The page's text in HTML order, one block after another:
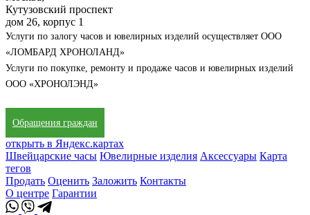
Кутузовский проспект
дом 26, корпус 1
Услуги по залогу часов и ювелирных изделий осуществляет ООО
«ЛОМБАРД ХРОНОЛАНД»
Услуги по покупке, ремонту и продаже часов и ювелирных изделий
ООО «ХРОНОЛЭНД»
Обращения граждан
открыть в Яндекс.картах
Швейцарские часы Ювелирные изделия Аксессуары Карта
тегов
Продать Оценить Заложить Контакты
О центре Гарантии